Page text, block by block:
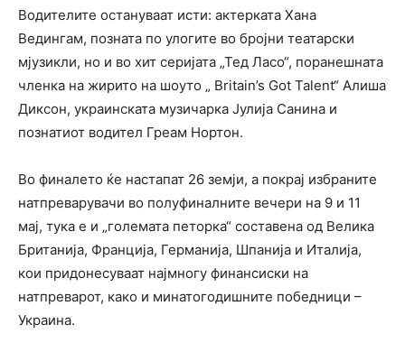
Водителите остануваат исти: актерката Хана
Ведингам, позната по улогите во бројни театарски
мјузикли, но и во хит серијата „Тед Ласо“, поранешната
членка на жирито на шоуто „ Britain’s Got Talent“ Алиша
Диксон, украинската музичарка Јулија Санина и
познатиот водител Греам Нортон.
Во финалето ќе настапат 26 земји, а покрај избраните
натпреварувачи во полуфиналните вечери на 9 и 11
мај, тука е и „големата петорка“ составена од Велика
Британија, Франција, Германија, Шпанија и Италија,
кои придонесуваат најмногу финансиски на
натпреварот, како и минатогодишните победници –
Украина.